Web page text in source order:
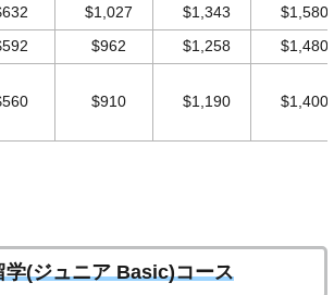
$1,027 $1,343 $1,580
$962 $1,258 $1,480
$910 $1,190 $1,400
学(ジュニア Basic)コース